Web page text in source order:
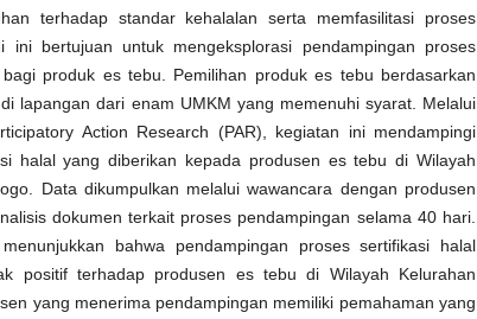
terhadap standar kehalalan serta memfasilitasi proses
ini bertujuan untuk mengeksplorasi pendampingan proses
produk es tebu. Pemilihan produk es tebu berdasarkan
lapangan dari enam UMKM yang memenuhi syarat. Melalui
Action Research (PAR), kegiatan ini mendampingi
halal yang diberikan kepada produsen es tebu di Wilayah
Data dikumpulkan melalui wawancara dengan produsen
dokumen terkait proses pendampingan selama 40 hari.
bahwa pendampingan proses sertifikasi halal
positif terhadap produsen es tebu di Wilayah Kelurahan
yang menerima pendampingan memiliki pemahaman yang